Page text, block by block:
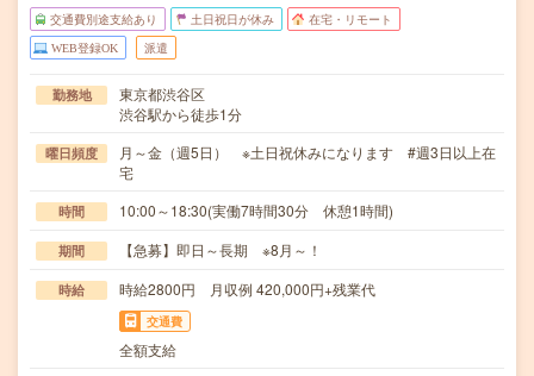
交通費別途支給あり 土日祝日が休み 在宅・リモート
WEB登録OK 派遣
勤務地
東京都渋谷区
渋谷駅から徒歩1分
曜日頻度
月～金（週5日） ※土日祝休みになります #週3日以上在
宅
時間 10:00～18:30(実働7時間30分 休憩1時間)
期間 【急募】即日～長期 ※8月～！
時給 時給2800円 月収例 420,000円+残業代
交通費
全額支給